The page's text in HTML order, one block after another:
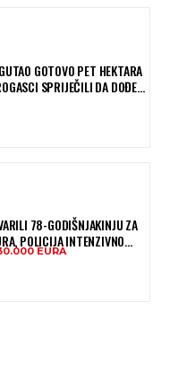
GOTOVO PET HEKTARA
SPRIJEČILI DA DOĐE
78-GODIŠNJAKINJU ZA
POLICIJA INTENZIVNO
EURA